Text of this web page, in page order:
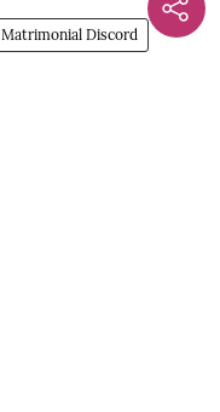
Matrimonial Discord